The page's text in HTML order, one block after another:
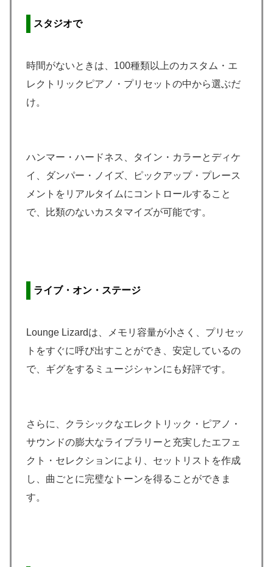
スタジオで
時間がないときは、100種類以上のカスタム・エ
レクトリックピアノ・プリセットの中から選ぶだ
け。
ハンマー・ハードネス、タイン・カラーとディケ
イ、ダンパー・ノイズ、ピックアップ・プレース
メントをリアルタイムにコントロールすること
で、比類のないカスタマイズが可能です。
ライブ・オン・ステージ
Lounge Lizardは、メモリ容量が小さく、プリセッ
トをすぐに呼び出すことができ、安定しているの
で、ギグをするミュージシャンにも好評です。
さらに、クラシックなエレクトリック・ピアノ・
サウンドの膨大なライブラリーと充実したエフェ
クト・セレクションにより、セットリストを作成
し、曲ごとに完璧なトーンを得ることができま
す。